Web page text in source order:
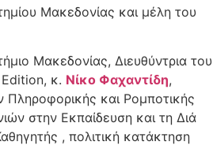
Μακεδονίας και μέλη του
Μακεδονίας, Διευθύντρια του
κ. Νίκο Φαχαντίδη,
Πληροφορικής και Ρομποτικής
στην Εκπαίδευση και τη Διά
, πολιτική κατάκτηση